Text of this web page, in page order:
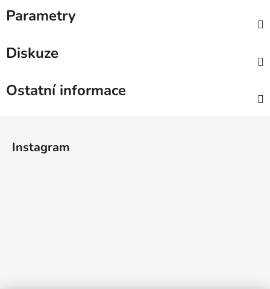
Parametry
Diskuze
Ostatní informace
Instagram